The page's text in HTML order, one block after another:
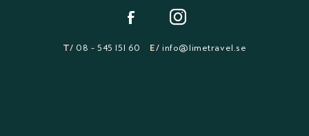
T/ 08 - 545 151 60 E/ info@limetravel.se